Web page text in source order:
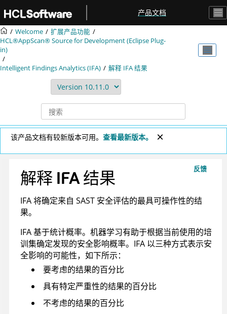
产品文档
Welcome
扩展产品功能
HCL®AppScan® Source for Development (Eclipse Plug-
in)
Intelligent Findings Analytics (IFA) 解释 IFA 结果
该产品文档有较新版本可用。 查看最新版本。
反馈
解释 IFA 结果
IFA 将确定来自 SAST 安全评估的最具可操作性的结
果。
IFA 基于统计概率。机器学习有助于根据当前使用的培
训集确定发现的安全影响概率。IFA 以三种方式表示安
全影响的可能性，如下所示：
要考虑的结果的百分比
具有特定严重性的结果的百分比
不考虑的结果的百分比